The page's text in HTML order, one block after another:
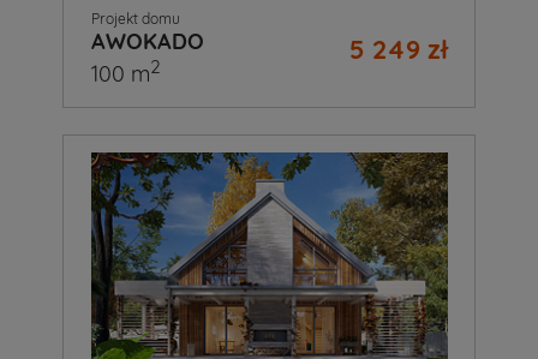
Projekt domu
AWOKADO 5 249 zł
100 m2